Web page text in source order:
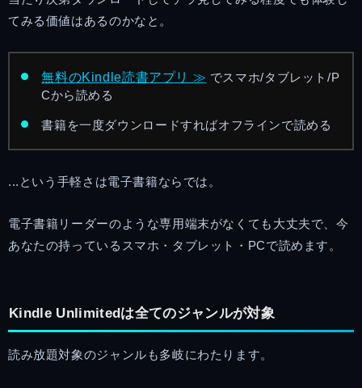
てみる価値はあるのかなと。
無料のKindle読書アプリ ≫ でスマホ/タブレット/P
Cから読める
書籍を一度ダウンロードすればオフラインで読める
...という手軽さは電子書籍ならでは。
電子書籍リーダーのような専用端末がなくても大丈夫で、今
あなたの持っているスマホ・タブレット・PCで読めます。
Kindle Unlimitedは全てのジャンルが対象
読み放題対象のジャンルも多岐にわたります。